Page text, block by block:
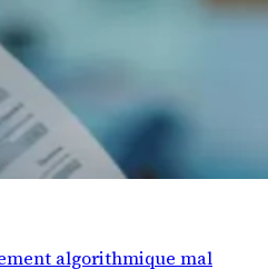
algorithmique mal